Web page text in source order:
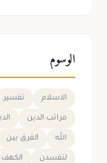
الوسوم
الاسلام تفسير
مراتب الدين
الله الفرق بين
لتفسدن الكهف